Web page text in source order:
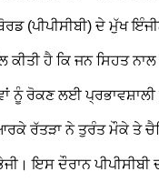
(ਪੀਪੀਸੀਬੀ) ਦੇ ਮੁੱਖ
ਕੀਤੀ ਹੈ ਕਿ ਜਨ ਸਿਹਤ
ਨੂੰ ਰੋਕਣ ਲਈ ਪ੍ਰਭਾਵਸ਼ਾਲੀ
ਰੱਤੜਾ ਨੇ ਤੁਰੰਤ ਮੌਕੇ ਤੇ
ਇਸ ਦੌਰਾਨ